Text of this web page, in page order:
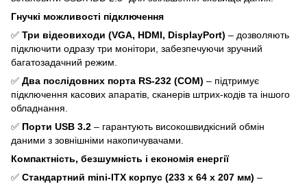
Гнучкі можливості підключення
✅ Три відеовиходи (VGA, HDMI, DisplayPort) – дозволяють
підключити одразу три монітори, забезпечуючи зручний
багатозадачний режим.
✅ Два послідовних порта RS-232 (COM) – підтримує
підключення касових апаратів, сканерів штрих-кодів та іншого
обладнання.
✅ Порти USB 3.2 – гарантують високошвидкісний обмін
даними з зовнішніми накопичувачами.
Компактність, безшумність і економія енергії
✅ Стандартний mini-ITX корпус (233 х 64 х 207 мм) –